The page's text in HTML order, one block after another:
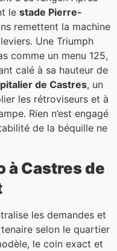
le stade Pierre-
remettent la machine
Une Triumph
comme un menu 125,
calé à sa hauteur de
de Castres, un
les rétroviseurs et à
Rien n’est engagé
de la béquille ne
à Castres de
les demandes et
selon le quartier
le coin exact et